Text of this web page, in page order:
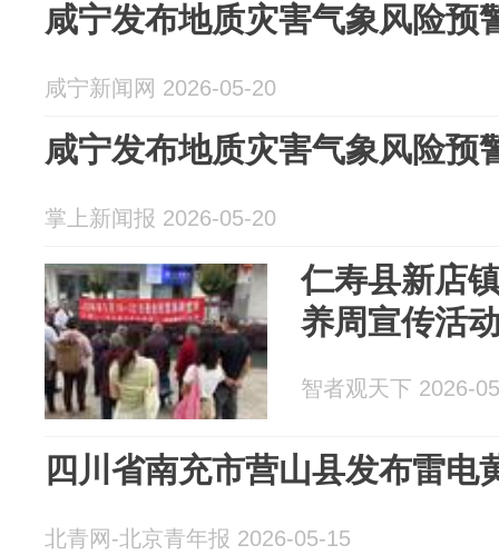
咸宁发布地质灾害气象风险预
咸宁新闻网 2026-05-20
咸宁发布地质灾害气象风险预
掌上新闻报 2026-05-20
仁寿县新店
养周宣传活
智者观天下 2026-
四川省南充市营山县发布雷电
北青网-北京青年报 2026-05-15